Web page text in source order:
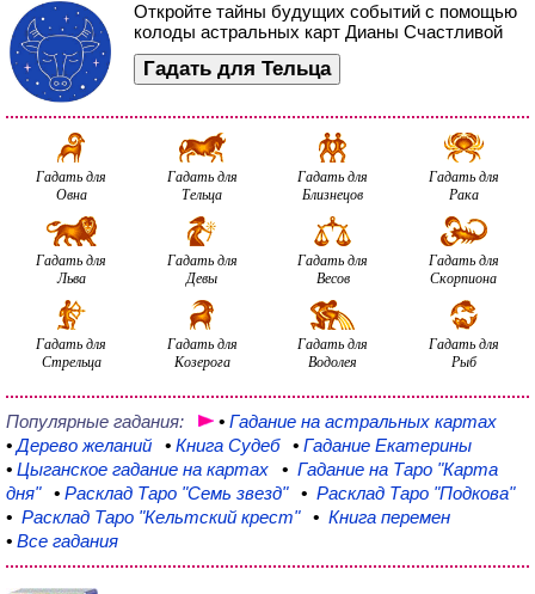
Откройте тайны будущих событий с помощью
колоды астральных карт Дианы Счастливой
Гадать для Тельца
Гадать для
Овна
Гадать для
Тельца
Гадать для
Близнецов
Гадать для
Рака
Гадать для
Льва
Гадать для
Девы
Гадать для
Весов
Гадать для
Скорпиона
Гадать для
Стрельца
Гадать для
Козерога
Гадать для
Водолея
Гадать для
Рыб
Популярные гадания: • Гадание на астральных картах
•Дерево желаний • Книга Судеб • Гадание Екатерины
• Цыганское гадание на картах • Гадание на Таро "Карта
дня" • Расклад Таро "Семь звезд" • Расклад Таро "Подкова"
• Расклад Таро "Кельтский крест" • Книга перемен
• Все гадания